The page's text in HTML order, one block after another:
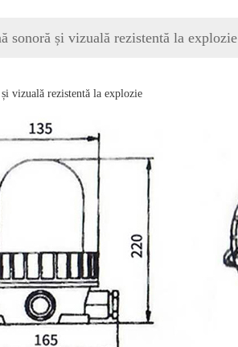
sonoră și vizuală rezistentă la explozie
vizuală rezistentă la explozie